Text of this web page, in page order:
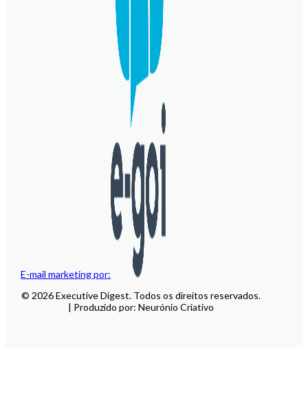
E-mail marketing por:
© 2026 Executive Digest. Todos os direitos reservados.
| Produzido por: Neurónio Criativo